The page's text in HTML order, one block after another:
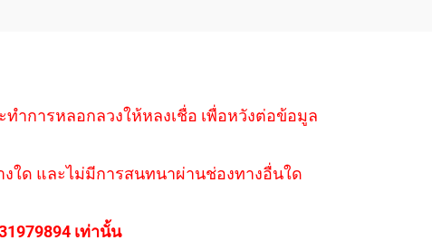
การหลอกลวงให้หลงเชื่อ เพื่อหวังต่อข้อมูล
ใด และไม่มีการสนทนาผ่านช่องทางอื่นใด
เท่านั้น